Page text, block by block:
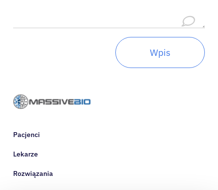
Zalogować się
Pacjenci
Lekarze
Rozwiązania